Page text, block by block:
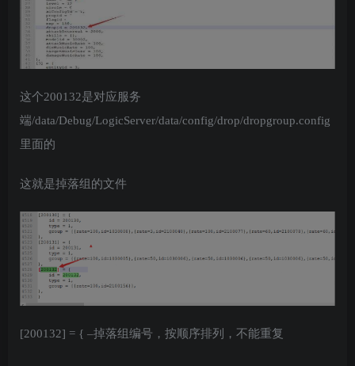
这个200132是对应服务
端/data/Debug/LogicServer/data/config/drop/dropgroup.config
里面的
这就是掉落组的文件
[200132] = { –掉落组编号，按顺序排列，不能重复